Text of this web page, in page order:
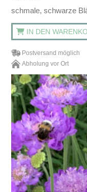
schmale, schwarze
IN DEN
Postversand möglich
Abholung vor Ort